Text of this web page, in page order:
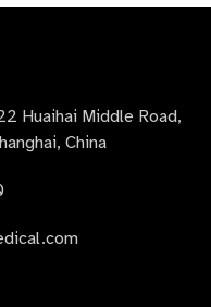
Huaihai Middle Road,
China